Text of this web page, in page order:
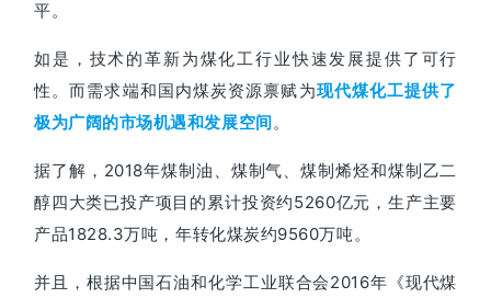
平。
如是，技术的革新为煤化工行业快速发展提供了可行
性。而需求端和国内煤炭资源禀赋为现代煤化工提供了
极为广阔的市场机遇和发展空间。
据了解，2018年煤制油、煤制气、煤制烯烃和煤制乙二
醇四大类已投产项目的累计投资约5260亿元，生产主要
产品1828.3万吨，年转化煤炭约9560万吨。
并且，根据中国石油和化学工业联合会2016年《现代煤